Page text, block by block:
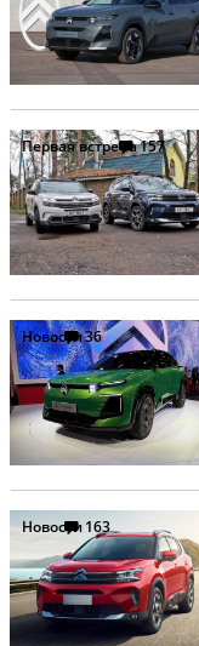
Первая встреча157
Новости36
Новости163